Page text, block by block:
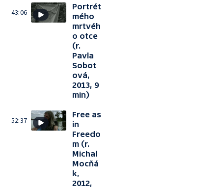
43:06
Portrét
mého
mrtvéh
o otce
(r.
Pavla
Sobot
ová,
2013, 9
min)
52:37
Free as
in
Freedo
m (r.
Michal
Mocňá
k,
2012,